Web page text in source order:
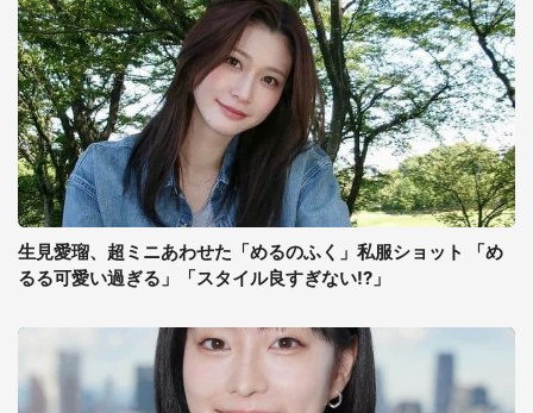
生見愛瑠、超ミニあわせた「めるのふく」私服ショット 「め
るる可愛い過ぎる」「スタイル良すぎない!?」